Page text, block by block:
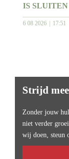
IS SLUITEN
6 08 2026 17:51
Strijd
Zonder jouw
niet verder
wij doen, steun